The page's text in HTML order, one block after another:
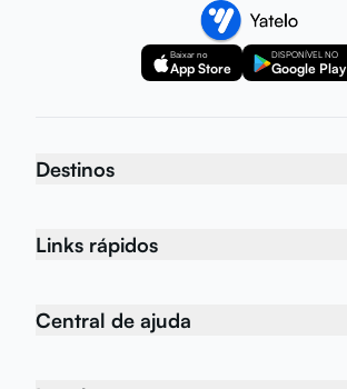
Baixar no
App Store
DISPONÍVEL NO
Google Play
Destinos
Links rápidos
Central de ajuda